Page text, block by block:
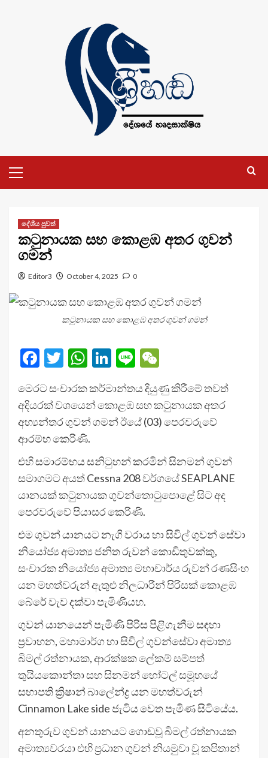
Menu
දේශීය පුවත්
කටුනායක සහ කොළඹ අතර ගුවන්
ගමන්
Editor3 October 4, 2025 0
කටුනායක සහ කොළඹ අතර ගුවන් ගමන්
Facebook
Twitter
WhatsApp
LinkedIn
Line
මෙරට සංචාරක කර්මාන්තය දියුණු කිරීමේ තවත්
අදියරක් වශයෙන් කොළඹ සහ කටුනායක අතර
අභ්‍යන්තර ගුවන් ගමන් ඊයේ (03) පෙරවරුවේ
ආරම්භ කෙරිණි.
එහි සමාරම්භය සනිටුහන් කරමින් සිනමන් ගුවන්
සමාගමට අයත් Cessna 208 වර්ගයේ SEAPLANE
යානයක් කටුනායක ගුවන්තොටුපොළේ සිට අද
පෙරවරුවේ පියාසර කෙරිණි.
එම ගුවන් යානයට නැගි වරාය හා සිවිල් ගුවන් සේවා
නියෝජ්‍ය අමාත්‍ය ජනිත රුවන් කොඩිතුවක්කු,
සංචාරක නියෝජ්‍ය අමාත්‍ය මහාචාර්ය රුවන් රණසිංහ
යන මහත්වරුන් ඇතුළු නිලධාරීන් පිරිසක් කොළඹ
බේරේ වැව දක්වා පැමිණියහ.
ගුවන් යානයෙන් පැමිණි පිරිස පිළිගැනීම සඳහා
ප්‍රවාහන, මහාමාර්ග හා සිවිල් ගුවන්සේවා අමාත්‍ය
බිමල් රත්නායක, ආරක්ෂක ලේකම් සම්පත්
තුයියකොන්තා සහ සිනමන් හෝටල් සමූහයේ
සභාපති ක්‍රිෂාන් බාලේන්ද්‍ර යන මහත්වරුන්
Cinnamon Lake side ජැටිය වෙත පැමිණ සිටියේය.
අනතුරුව ගුවන් යානයට ගොඩවූ බිමල් රත්නායක
අමාත්‍යවරයා එහි ප්‍රධාන ගුවන් නියමුවා වූ කපිතාන්